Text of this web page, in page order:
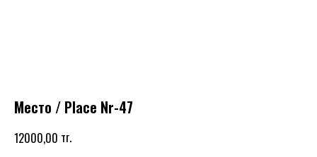
Место / Place Nr-47
12000,00 тг.